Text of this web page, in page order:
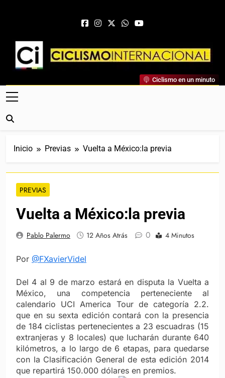
Ciclismo Internacional
Web Dedicada Al Ciclismo Mundial. Entrevistas, Análisis,
Crónicas, Previas Y Más. La Web Ciclista De Referencia.
Ciclismo en un minuto
Inicio Previas Vuelta a México:la previa
PREVIAS
Vuelta a México:la previa
Pablo Palermo 12 Años Atrás 0 4 Minutos
Por @FXavierVidel
Del 4 al 9 de marzo estará en disputa la Vuelta a
México, una competencia perteneciente al
calendario UCI America Tour de categoría 2.2.
que en su sexta edición contará con la presencia
de 184 ciclistas pertenecientes a 23 escuadras (15
extranjeras y 8 locales) que lucharán durante 640
kilómetros, a lo largo de 6 etapas, para quedarse
con la Clasificación General de esta edición 2014
que repartirá 150.000 dólares en premios.